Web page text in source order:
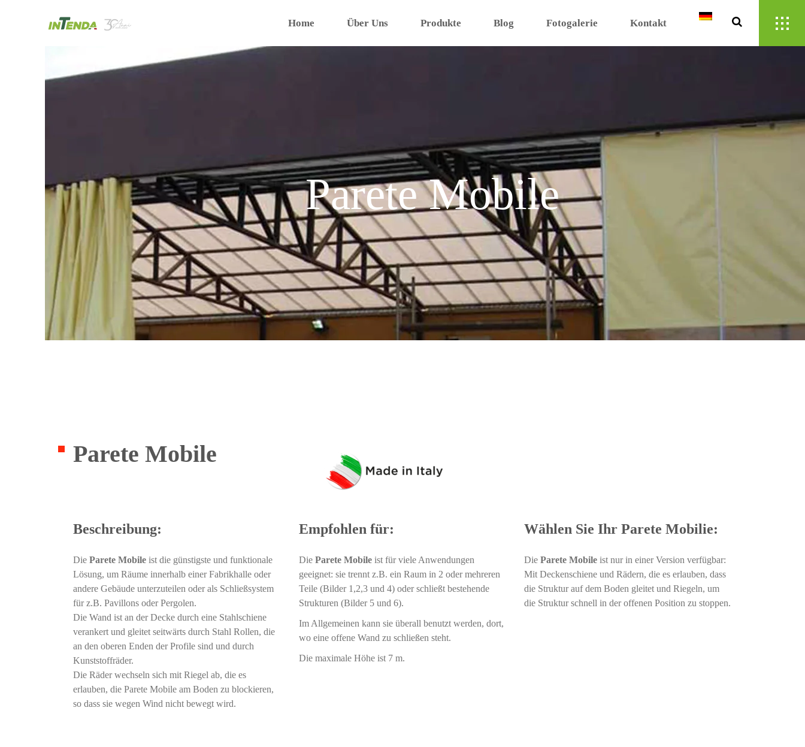
Home Über Uns Produkte Blog Fotogalerie Kontakt
Parete Mobile
Parete Mobile
Beschreibung:
Die Parete Mobile ist die günstigste und funktionale
Lösung, um Räume innerhalb einer Fabrikhalle oder
andere Gebäude unterzuteilen oder als Schließsystem
für z.B. Pavillons oder Pergolen.
Die Wand ist an der Decke durch eine Stahlschiene
verankert und gleitet seitwärts durch Stahl Rollen, die
an den oberen Enden der Profile sind und durch
Kunststoffräder.
Die Räder wechseln sich mit Riegel ab, die es
erlauben, die Parete Mobile am Boden zu blockieren,
so dass sie wegen Wind nicht bewegt wird.
Empfohlen für:
Die Parete Mobileist für viele Anwendungen
geeignet: sie trennt z.B. ein Raum in 2 oder mehreren
Teile (Bilder 1,2,3 und 4) oder schließt bestehende
Strukturen (Bilder 5 und 6).
Im Allgemeinen kann sie überall benutzt werden, dort,
wo eine offene Wand zu schließen steht.
Die maximale Höhe ist 7 m.
Wählen Sie Ihr Parete Mobilie:
DieParete Mobile ist nur in einer Version verfügbar:
Mit Deckenschiene und Rädern, die es erlauben, dass
die Struktur auf dem Boden gleitet und Riegeln, um
die Struktur schnell in der offenen Position zu stoppen.